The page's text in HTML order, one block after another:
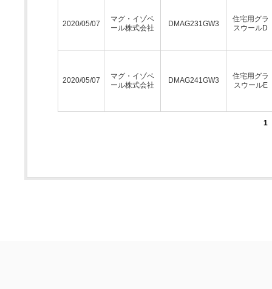
2020/05/07
マグ・イゾベ
ール株式会社
DMAG231GW3
住宅用グラ
スウールD
2020/05/07
マグ・イゾベ
ール株式会社
DMAG241GW3
住宅用グラ
スウールE
1